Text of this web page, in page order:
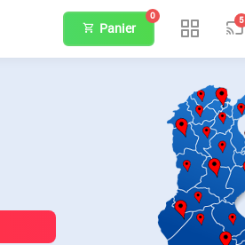
Panier
0 5